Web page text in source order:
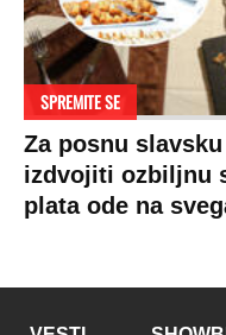
SPREMITE SE
Za posnu
izdvojiti ozbiljnu
plata ode na